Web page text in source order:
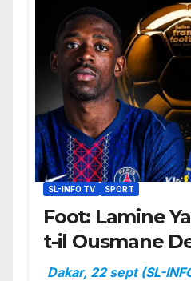
SL-INFO TV SPORT
Foot: Lamine
t-il Ousmane
Ballon d’or ?
Dakar, 22 sept (SL-